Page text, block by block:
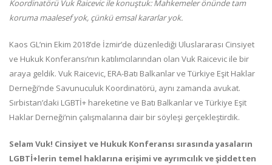
Koordinatörü Vuk Raicevic ile konuştuk: Mahkemeler önünde tam
koruma maalesef yok, çünkü emsal kararlar yok.
Kaos GL’nin Ekim 2018’de İzmir’de düzenlediği Uluslararası Cinsiyet
ve Hukuk Konferansı’nın katılımcılarından olan Vuk Raicevic ile bir
araya geldik. Vuk Raicevic, ERA-Batı Balkanlar ve Türkiye Eşit Haklar
Derneği’nde Savunuculuk Koordinatörü, aynı zamanda avukat.
Sırbistan’daki LGBTİ+ hareketine ve Batı Balkanlar ve Türkiye Eşit
Haklar Derneği’nin çalışmalarına dair bir söyleşi gerçekleştirdik.
Selam Vuk! Cinsiyet ve Hukuk Konferansı sırasında yasaların
LGBTİ+lerin temel haklarına erişimi ve ayrımcılık ve şiddetten